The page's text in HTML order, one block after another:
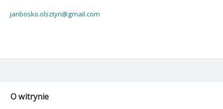
janbosko.olsztyn@gmail.com
O witrynie